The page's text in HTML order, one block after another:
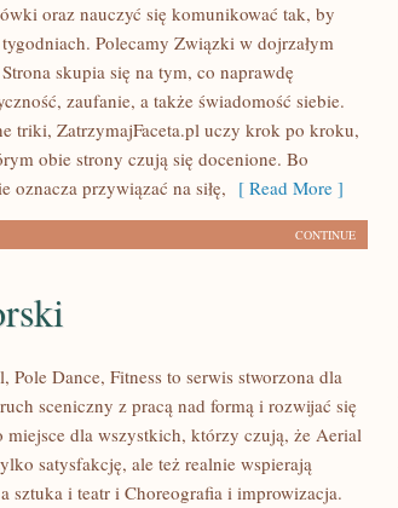
oraz nauczyć się komunikować tak, by
Polecamy Związki w dojrzałym
skupia się na tym, co naprawdę
zaufanie, a także świadomość siebie.
triki, ZatrzymajFaceta.pl uczy krok po kroku,
obie strony czują się docenione. Bo
oznacza przywiązać na siłę, [ Read More ]
CONTINUE
Pole Dance, Fitness to serwis stworzona dla
sceniczny z pracą nad formą i rozwijać się
dla wszystkich, którzy czują, że Aerial
satysfakcję, ale też realnie wspierają
sztuka i teatr i Choreografia i improwizacja.